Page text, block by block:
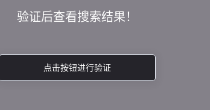
验证后查看搜索结果！
点击按钮进行验证